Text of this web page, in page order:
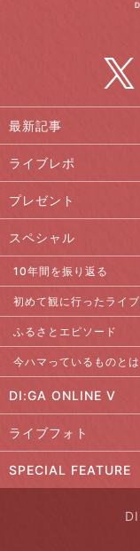
最新記事
ライブレポ
プレゼント
スペシャル
10年間を振り返る
初めて観に行ったライブ
ふるさとエピソード
今ハマっているものとは
DI:GA ONLINE V
ライブフォト
SPECIAL FEATURE